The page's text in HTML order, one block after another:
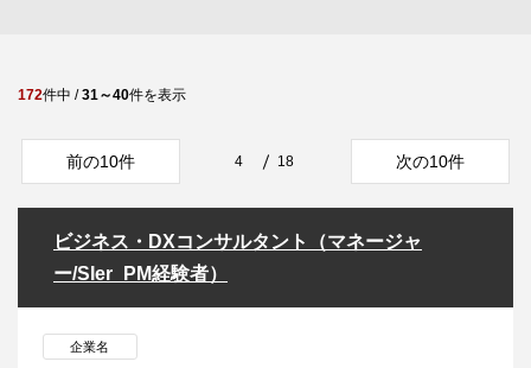
172件中 /31～40件を表示
前の10件 4 18 次の10件
ビジネス・DXコンサルタント（マネージャ
ー/SIer_PM経験者）
企業名